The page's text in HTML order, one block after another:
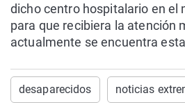
dicho centro hospitalario en el
para que recibiera la atención
actualmente se encuentra
desaparecidos noticias